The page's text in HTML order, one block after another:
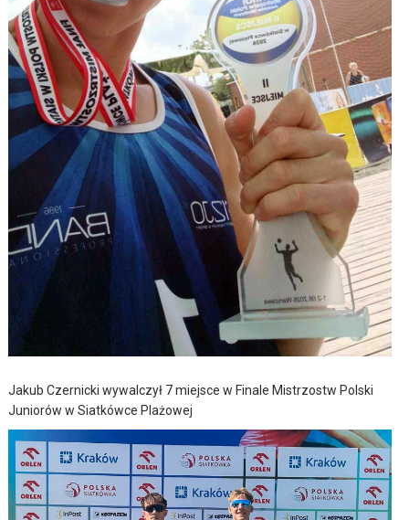
Jakub Czernicki wywalczył 7 miejsce w Finale Mistrzostw Polski
Juniorów w Siatkówce Plażowej